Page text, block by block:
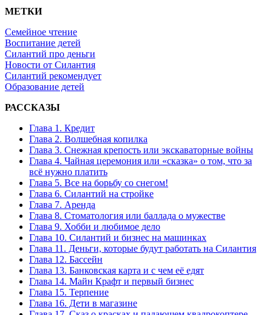
МЕТКИ
Семейное чтение
Воспитание детей
Силантий про деньги
Новости от Силантия
Силантий рекомендует
Образование детей
РАССКАЗЫ
Глава 1. Кредит
Глава 2. Волшебная копилка
Глава 3. Снежная крепость или экскаваторные войны
Глава 4. Чайная церемония или «сказка» о том, что за
всё нужно платить
Глава 5. Все на борьбу со снегом!
Глава 6. Силантий на стройке
Глава 7. Аренда
Глава 8. Стоматология или баллада о мужестве
Глава 9. Хобби и любимое дело
Глава 10. Силантий и бизнес на машинках
Глава 11. Деньги, которые будут работать на Силантия
Глава 12. Бассейн
Глава 13. Банковская карта и с чем её едят
Глава 14. Майн Крафт и первый бизнес
Глава 15. Терпение
Глава 16. Дети в магазине